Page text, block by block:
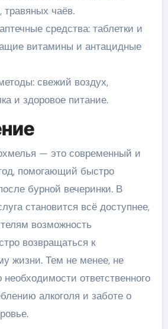
травяных чаёв.
средства: таблетки и
витамины и антацидные
свежий воздух,
и здоровое питание.
— это современный и
помогающий быстро
бурной вечеринки. В
становится всё доступнее,
возможность
возвращаться к
жизни. Тем не менее, не
ответственного
алкоголя и заботе о